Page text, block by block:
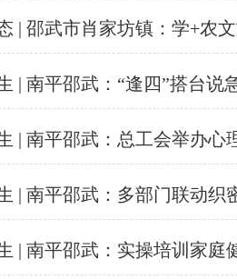
| 邵武市肖家坊镇：学+农
| 南平邵武：“逢四”搭台说
| 南平邵武：总工会举办
| 南平邵武：多部门联动
| 南平邵武：实操培训家